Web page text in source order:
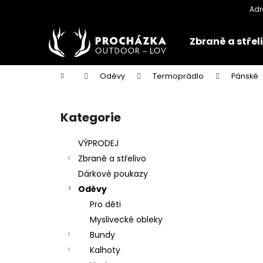
Zbraně a
Domů Oděvy Termoprádlo Pánské
Přeskočit
kategorie
Kategorie
VÝPRODEJ
Zbraně a střelivo
Dárkové poukazy
Oděvy
Pro děti
Myslivecké obleky
Bundy
Kalhoty
k
Zpět
obchodu
Zpět
obchodu